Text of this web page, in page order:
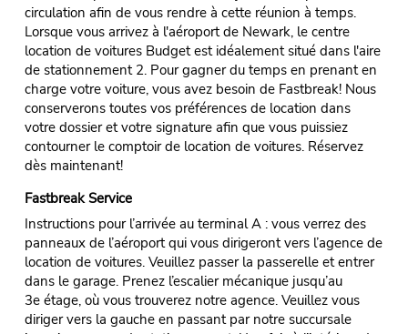
circulation afin de vous rendre à cette réunion à temps.
Lorsque vous arrivez à l'aéroport de Newark, le centre
location de voitures Budget est idéalement situé dans l'aire
de stationnement 2. Pour gagner du temps en prenant en
charge votre voiture, vous avez besoin de Fastbreak! Nous
conserverons toutes vos préférences de location dans
votre dossier et votre signature afin que vous puissiez
contourner le comptoir de location de voitures. Réservez
dès maintenant!
Fastbreak Service
Instructions pour l’arrivée au terminal A : vous verrez des
panneaux de l’aéroport qui vous dirigeront vers l’agence de
location de voitures. Veuillez passer la passerelle et entrer
dans le garage. Prenez l’escalier mécanique jusqu’au
3e étage, où vous trouverez notre agence. Veuillez vous
diriger vers la gauche en passant par notre succursale